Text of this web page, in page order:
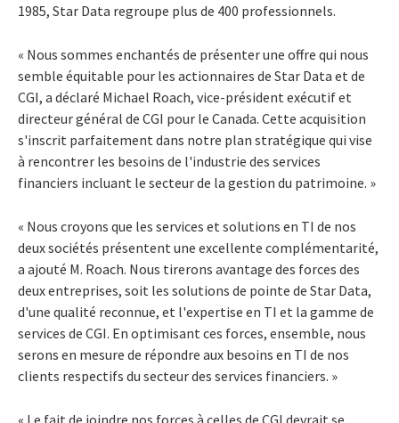
1985, Star Data regroupe plus de 400 professionnels.
« Nous sommes enchantés de présenter une offre qui nous
semble équitable pour les actionnaires de Star Data et de
CGI, a déclaré Michael Roach, vice-président exécutif et
directeur général de CGI pour le Canada. Cette acquisition
s'inscrit parfaitement dans notre plan stratégique qui vise
à rencontrer les besoins de l'industrie des services
financiers incluant le secteur de la gestion du patrimoine. »
« Nous croyons que les services et solutions en TI de nos
deux sociétés présentent une excellente complémentarité,
a ajouté M. Roach. Nous tirerons avantage des forces des
deux entreprises, soit les solutions de pointe de Star Data,
d'une qualité reconnue, et l'expertise en TI et la gamme de
services de CGI. En optimisant ces forces, ensemble, nous
serons en mesure de répondre aux besoins en TI de nos
clients respectifs du secteur des services financiers. »
« Le fait de joindre nos forces à celles de CGI devrait se